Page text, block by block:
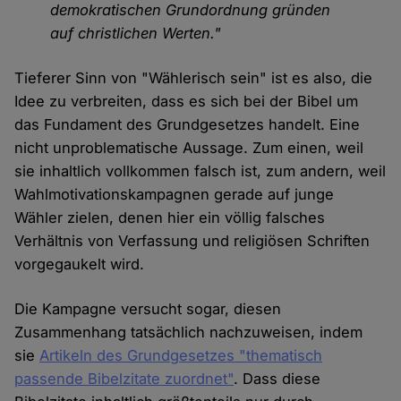
demokratischen Grundordnung gründen
auf christlichen Werten."
Tieferer Sinn von "Wählerisch sein" ist es also, die
Idee zu verbreiten, dass es sich bei der Bibel um
das Fundament des Grundgesetzes handelt. Eine
nicht unproblematische Aussage. Zum einen, weil
sie inhaltlich vollkommen falsch ist, zum andern, weil
Wahlmotivationskampagnen gerade auf junge
Wähler zielen, denen hier ein völlig falsches
Verhältnis von Verfassung und religiösen Schriften
vorgegaukelt wird.
Die Kampagne versucht sogar, diesen
Zusammenhang tatsächlich nachzuweisen, indem
sieArtikeln des Grundgesetzes "thematisch
passende Bibelzitate zuordnet". Dass diese